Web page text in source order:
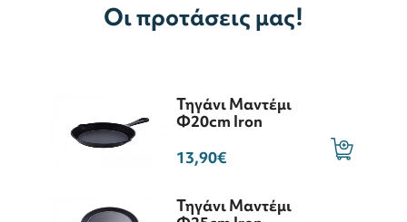
Οι προτάσεις μας!
Τηγάνι Μαντέμι
Φ20cm Iron
13,90€
Τηγάνι Μαντέμι